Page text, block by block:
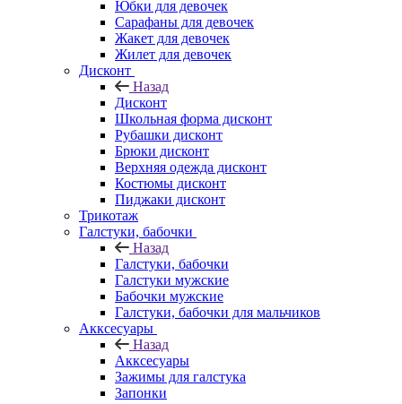
Юбки для девочек
Сарафаны для девочек
Жакет для девочек
Жилет для девочек
Дисконт
Назад
Дисконт
Школьная форма дисконт
Рубашки дисконт
Брюки дисконт
Верхняя одежда дисконт
Костюмы дисконт
Пиджаки дисконт
Трикотаж
Галстуки, бабочки
Назад
Галстуки, бабочки
Галстуки мужские
Бабочки мужские
Галстуки, бабочки для мальчиков
Акксесуары
Назад
Акксесуары
Зажимы для галстука
Запонки